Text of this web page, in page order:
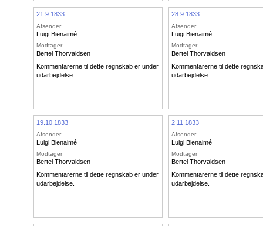
21.9.1833
Afsender
Luigi Bienaimé
Modtager
Bertel Thorvaldsen
Kommentarerne til dette regnskab er under
udarbejdelse.
28.9.1833
Afsender
Luigi Bienaimé
Modtager
Bertel Thorvaldsen
Kommentarerne til dette
udarbejdelse.
19.10.1833
Afsender
Luigi Bienaimé
Modtager
Bertel Thorvaldsen
Kommentarerne til dette regnskab er under
udarbejdelse.
2.11.1833
Afsender
Luigi Bienaimé
Modtager
Bertel Thorvaldsen
Kommentarerne til dette
udarbejdelse.